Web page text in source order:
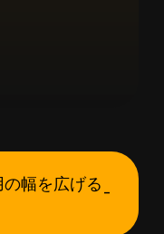
幅を広げる_